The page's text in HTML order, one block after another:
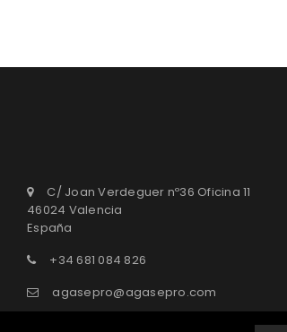
C/ Joan Verdeguer nº36 Oficina 11
46024 Valencia
España
+34 681 084 826
agasepro@agasepro.com